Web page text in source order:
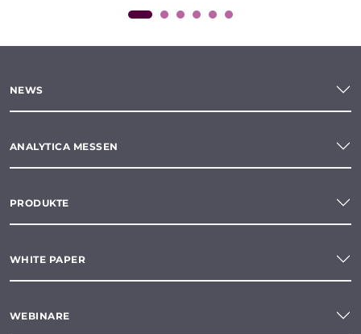
NEWS
ANALYTICA MESSEN
PRODUKTE
WHITE PAPER
WEBINARE